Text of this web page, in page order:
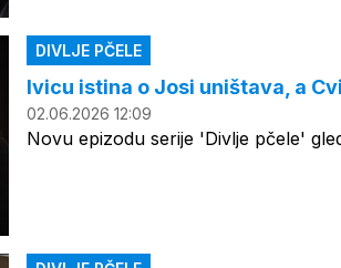
DIVLJE PČELE
Ivicu istina o Josi uništava, a
02.06.2026 12:09
Novu epizodu serije 'Divlje pčele'